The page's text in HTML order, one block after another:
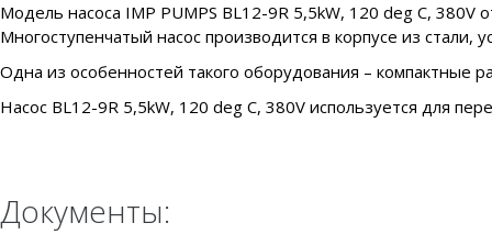
Модель насоса IMP PUMPS BL12-9R 5,5kW, 120 deg C, 380V
Многоступенчатый насос производится в корпусе из стали,
Одна из особенностей такого оборудования – компактные
Насос BL12-9R 5,5kW, 120 deg C, 380V используется для
Документы: